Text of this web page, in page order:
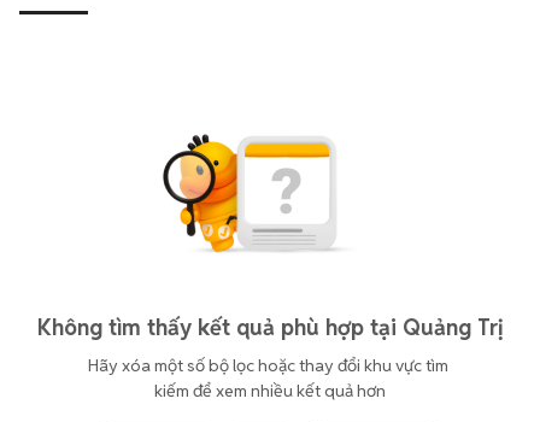
Không tìm thấy kết quả phù hợp tại Quảng Trị
Hãy xóa một số bộ lọc hoặc thay đổi khu vực tìm
kiếm để xem nhiều kết quả hơn